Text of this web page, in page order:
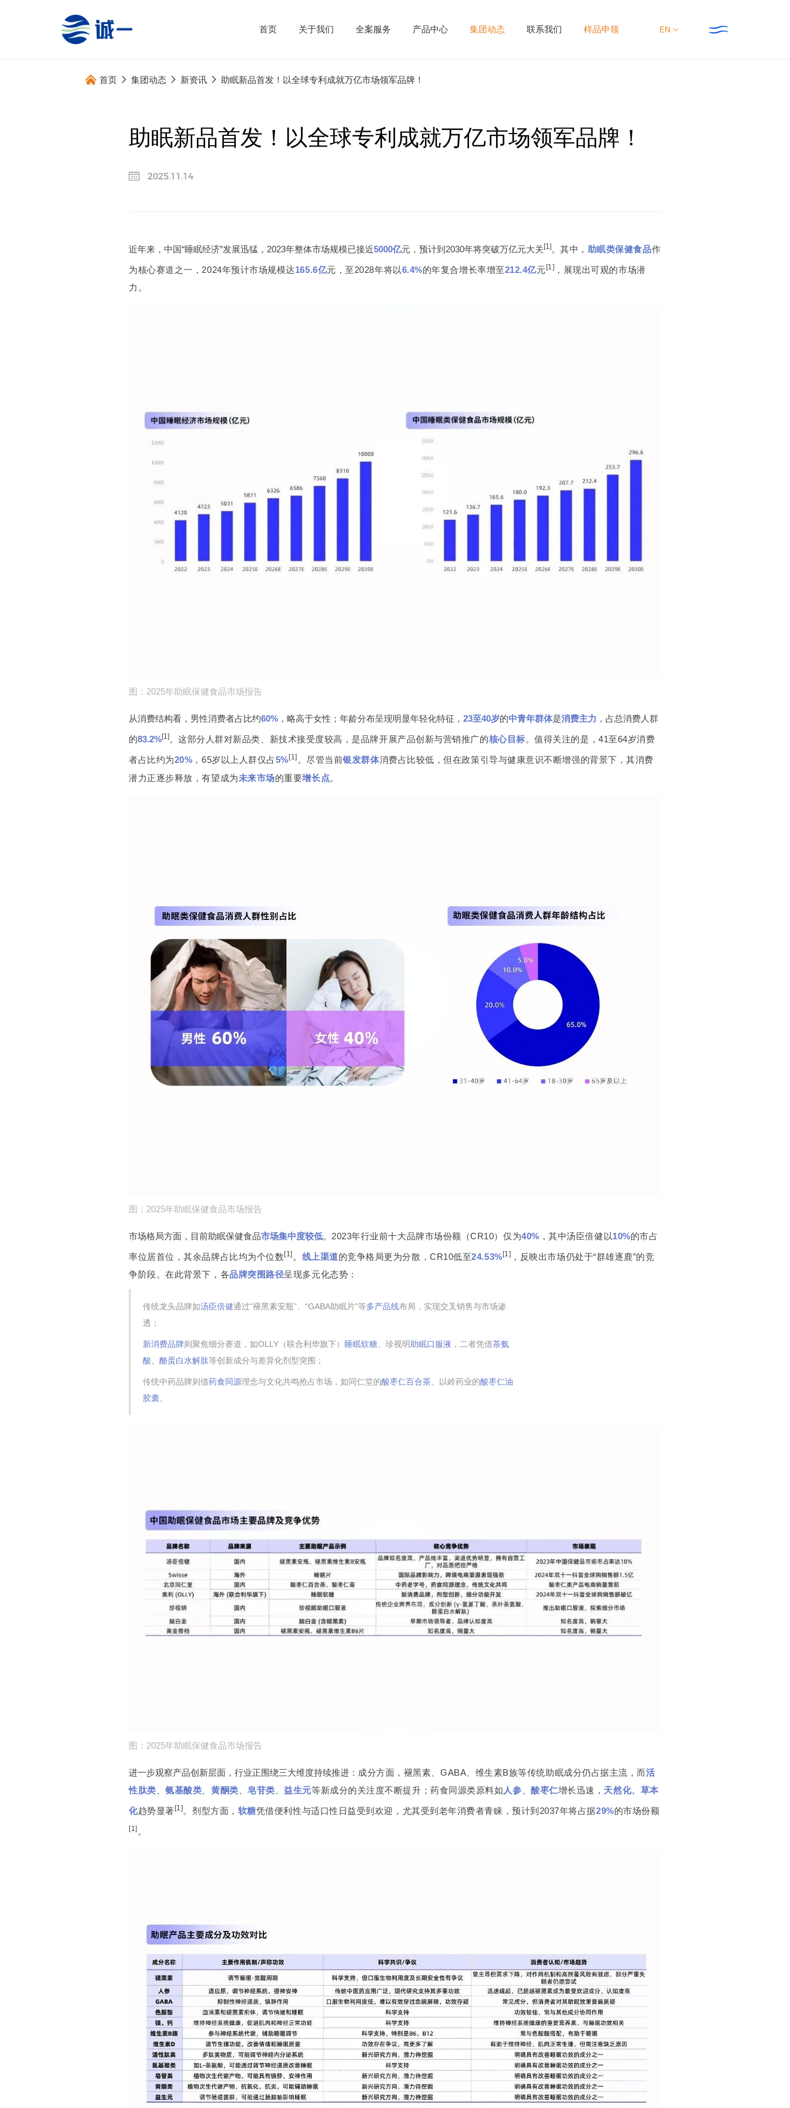
首页 关于我们 全案服务 产品中心 集团动态 联系我们 样品申领 EN
全球原料直供
核心原料
新资讯
©2023 诚一大健康科技集团有限公司 保留所有权利 沪ICP备08114433号-4 Powered by zhulu 法律声明隐私政策
首页 集团动态 新资讯 助眠新品首发！以全球专利成就万亿市场领军品牌！
助眠新品首发！以全球专利成就万亿市场领军品牌！
2025.11.14
近年来，中国“睡眠经济”发展迅猛，2023年整体市场规模已接近5000亿元，预计到2030年将突破万亿元大关[1] 。其中， 助眠类保健食品作
为核心赛道之一，2024年预计市场规模达165.6亿元，至2028年将以6.4%的年复合增长率增至212.4亿元 [1] ，展现出可观的市场潜
力。
图：2025年助眠保健食品市场报告
从消费结构看 ，男性消费者占比约60% ，略高于女性；年龄分布呈现明显年轻化特征，23至40岁的中青年群体是消费主力 ，占总消费人群
的83.2%[1]。这部分人群对新品类、新技术接受度较高，是品牌开展产品创新与营销推广的核心目标。值得关注的是，41至64岁消费
者占比约为20% ，65岁以上人群仅占5% [1] 。 尽管当前银发群体消费占比较低，但在政策引导与健康意识不断增强的背景下，其消费
潜力正逐步释放，有望成为未来市场的重要增长点。
图：2025年助眠保健食品市场报告
市场格局方面，目前助眠保健食品市场集中度较低。 2023年行业前十大品牌市场份额（CR10）仅为40% ，其中汤臣倍健以10%的市占
率位居首位，其余品牌占比均为个位数[1] 。 线上渠道的竞争格局更为分散，CR10低至24.53% [1] ，反映出市场仍处于“群雄逐鹿”的竞
争阶段。在此背景下，各品牌突围路径呈现多元化态势：
传统龙头品牌如汤臣倍健通过“褪黑素安瓶”、“GABA助眠片”等多产品线布局，实现交叉销售与市场渗
透；
新消费品牌则聚焦细分赛道，如OLLY（联合利华旗下） 睡眠软糖 、珍视明助眠口服液 ，二者凭借茶氨
酸、酪蛋白水解肽等创新成分与差异化剂型突围；
传统中药品牌则借药食同源理念与文化共鸣抢占市场，如同仁堂的酸枣仁百合茶 、以岭药业的酸枣仁油
胶囊。
图：2025年助眠保健食品市场报告
进一步观察产品创新层面，行业正围绕三大维度持续推进： 成分方面，褪黑素、GABA、维生素B族等传统助眠成分仍占据主流，而活
性肽类 、氨基酸类 黄酮类 、皂苷类 、益生元等新成分的关注度不断提升；药食同源类原料如 人参 、酸枣仁增长迅速， 天然化、草本
化趋势显著[1]。 剂型方面， 软糖凭借便利性与适口性日益受到欢迎，尤其受到老年消费者青睐，预计到2037年将占据29%的市场份额
[1] 。